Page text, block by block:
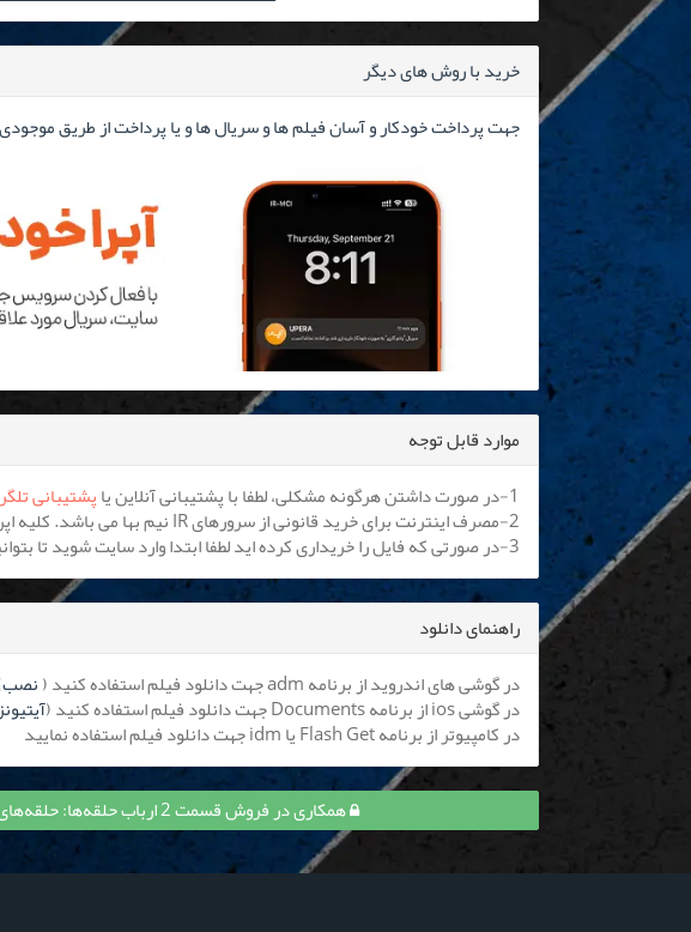
خرید با روش های دیگر
جهت پرداخت خودکار و آسان فیلم ها و سریال ها و یا پرداخت از طریق
موارد قابل توجه
1-در صورت داشتن هرگونه مشکلی، لطفا با پشتیبانی آنلاین یا
پشتیبانی
2-مصرف اینترنت برای خرید قانونی از سرورهای IR نیم بها می باشد. کلیه اپراتورها موظف به اعمال هستند.
3-در صورتی که فایل را خریداری کرده اید لطفا ابتدا وارد سایت شوید تا بتوانید فایل را دانلود نمایید
راهنمای دانلود
در گوشی های اندروید از برنامه adm جهت دانلود فیلم استفاده کنید (
نصب
در گوشی ios از برنامه Documents جهت دانلود فیلم استفاده کنید (
در کامپیوتر از برنامه Flash Get یا idm جهت دانلود فیلم استفاده نمایید
همکاری در فروش قسمت 2 ارباب حلقه‌ها: حلقه‌های قدرت و کسب درآمد از آن